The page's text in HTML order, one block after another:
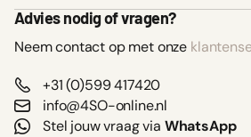
Advies nodig of vragen?
Neem contact op met onze
+31 (0)599 417420
info@4SO-online.nl
Stel jouw vraag via WhatsApp